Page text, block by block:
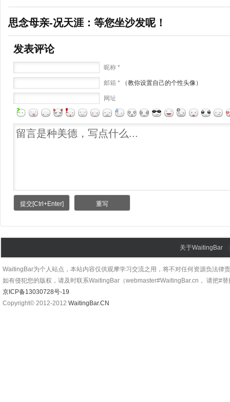
思念母亲-况天涯：等您坐沙发呢！
发表评论
昵称 *
邮箱 * （教你设置自己的个性头像）
网址
关于WaitingBar
WaitingBar为个人站点，本站内容仅供观摩学习交流之用，将不对任何资源负法律
如有侵犯您的版权，请及时联系WaitingBar（webmaster#WaitingBar.cn， 请把#
京ICP备13030728号-19
Copyright© 2012-2012 WaitingBar.CN